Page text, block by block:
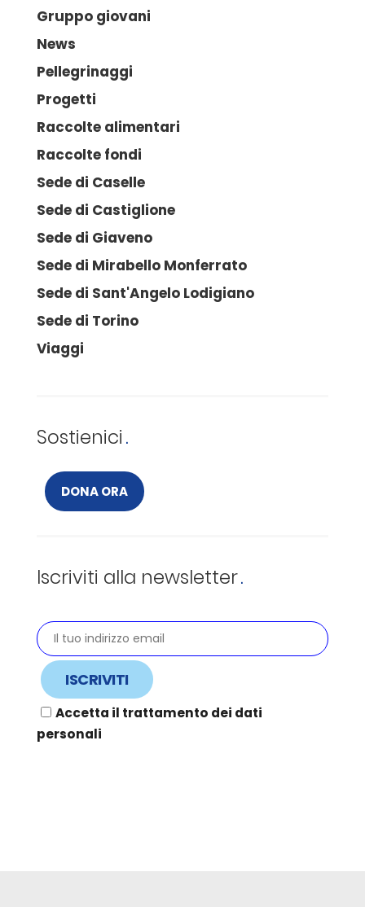
Gruppo giovani
News
Pellegrinaggi
Progetti
Raccolte alimentari
Raccolte fondi
Sede di Caselle
Sede di Castiglione
Sede di Giaveno
Sede di Mirabello Monferrato
Sede di Sant'Angelo Lodigiano
Sede di Torino
Viaggi
Sostienici
DONA ORA
Iscriviti alla newsletter
Accetta il trattamento dei dati
personali